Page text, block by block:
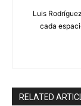
Luis
cada
RELATED